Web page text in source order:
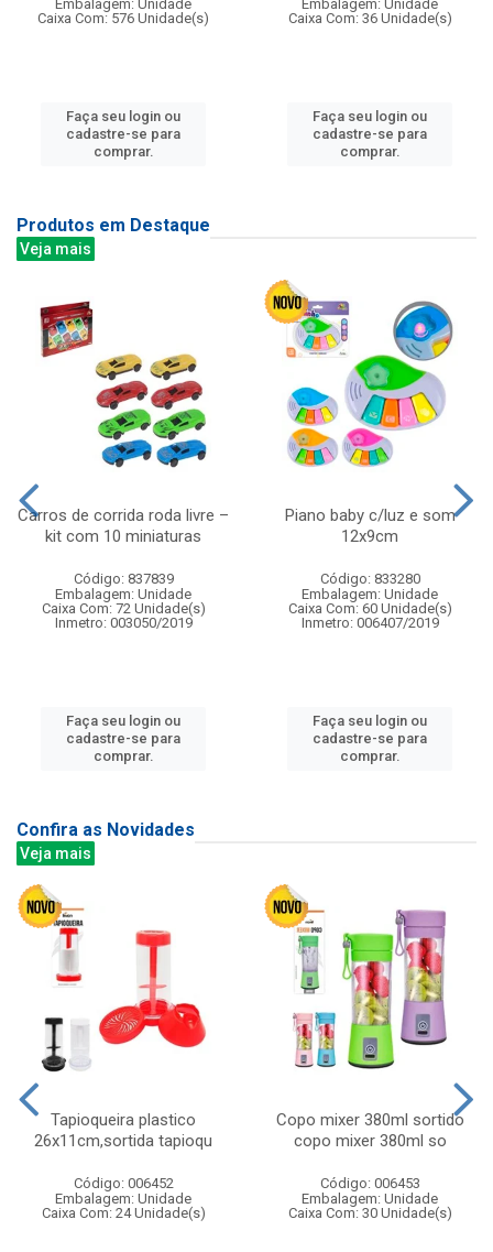
Embalagem: Unidade
Caixa Com: 576 Unidade(s)
Faça seu login ou
cadastre-se para
comprar.
Embalagem: Unidade
Caixa Com: 36 Unidade(s)
Faça seu login ou
cadastre-se para
comprar.
Produtos em Destaque
Veja mais
Carros de corrida roda livre –
kit com 10 miniaturas
Código: 837839
Embalagem: Unidade
Caixa Com: 72 Unidade(s)
Inmetro: 003050/2019
Faça seu login ou
cadastre-se para
comprar.
Piano baby c/luz e som
12x9cm
Código: 833280
Embalagem: Unidade
Caixa Com: 60 Unidade(s)
Inmetro: 006407/2019
Faça seu login ou
cadastre-se para
comprar.
Confira as Novidades
Veja mais
Tapioqueira plastico
26x11cm,sortida tapioqu
Código: 006452
Embalagem: Unidade
Caixa Com: 24 Unidade(s)
Copo mixer 380ml sortido
copo mixer 380ml so
Código: 006453
Embalagem: Unidade
Caixa Com: 30 Unidade(s)